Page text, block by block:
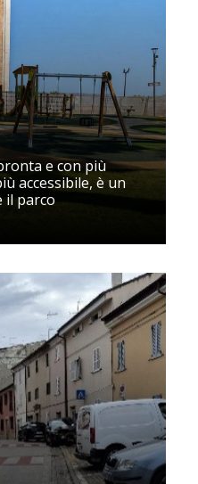
e con più
accessibile, è un
il parco